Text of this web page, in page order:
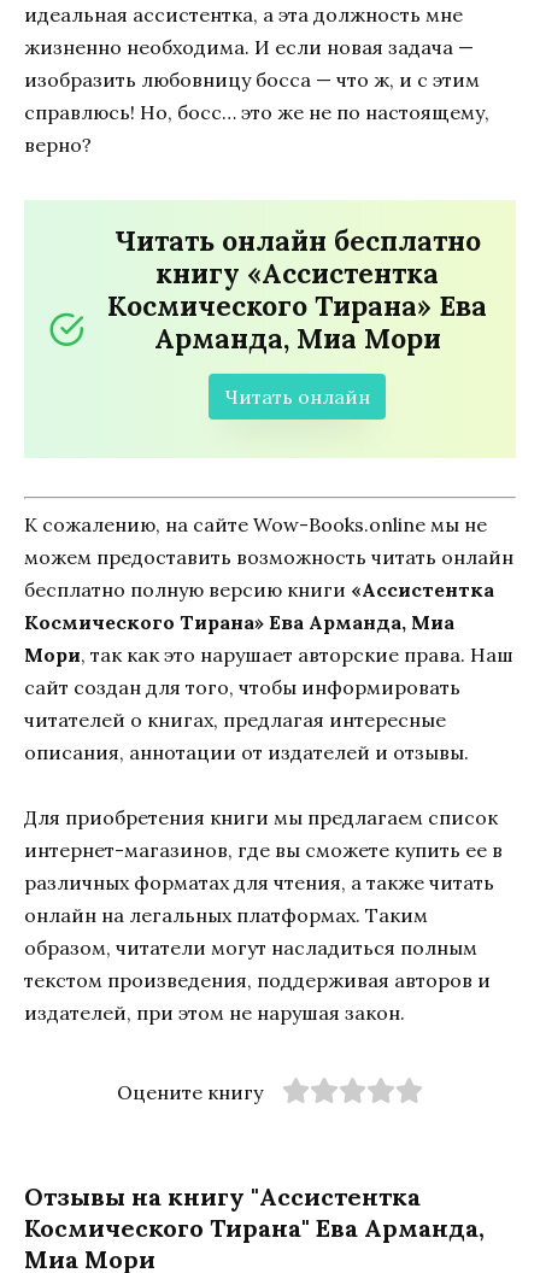
идеальная ассистентка, а эта должность мне
жизненно необходима. И если новая задача —
изобразить любовницу босса — что ж, и с этим
справлюсь! Но, босс… это же не по настоящему,
верно?
Читать онлайн бесплатно
книгу «Ассистентка
Космического Тирана» Ева
Арманда, Миа Мори
Читать онлайн
К сожалению, на сайте Wow-Books.online мы не
можем предоставить возможность читать онлайн
бесплатно полную версию книги «Ассистентка
Космического Тирана» Ева Арманда, Миа
Мори, так как это нарушает авторские права. Наш
сайт создан для того, чтобы информировать
читателей о книгах, предлагая интересные
описания, аннотации от издателей и отзывы.
Для приобретения книги мы предлагаем список
интернет-магазинов, где вы сможете купить ее в
различных форматах для чтения, а также читать
онлайн на легальных платформах. Таким
образом, читатели могут насладиться полным
текстом произведения, поддерживая авторов и
издателей, при этом не нарушая закон.
Оцените книгу
Отзывы на книгу "Ассистентка
Космического Тирана" Ева Арманда,
Миа Мори